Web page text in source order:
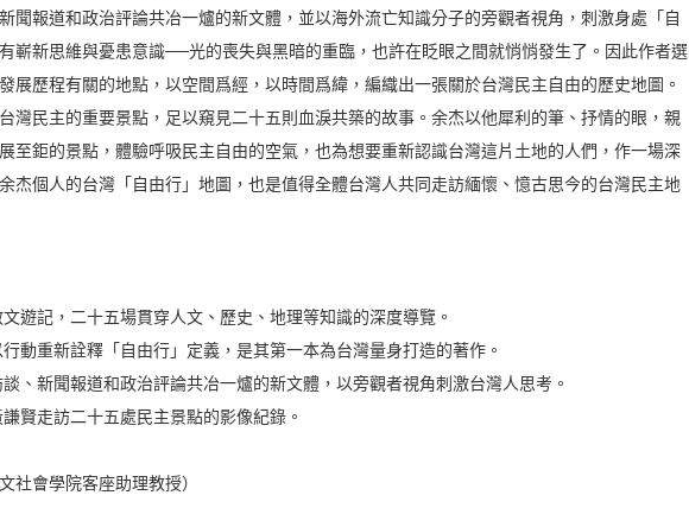
聞報道和政治評論共冶一爐的新文體，並以海外流亡知識分子的旁觀者視角，刺激身處「自
嶄新思維與憂患意識──光的喪失與黑暗的重臨，也許在眨眼之間就悄悄發生了。因此作者選
展歷程有關的地點，以空間爲經，以時間爲緯，編織出一張關於台灣民主自由的歷史地圖。
灣民主的重要景點，足以窺見二十五則血淚共築的故事。余杰以他犀利的筆、抒情的眼，親
至鉅的景點，體驗呼吸民主自由的空氣，也為想要重新認識台灣這片土地的人們，作一場深
杰個人的台灣「自由行」地圖，也是值得全體台灣人共同走訪緬懷、憶古思今的台灣民主地
遊記，二十五場貫穿人文、歷史、地理等知識的深度導覽。
動重新詮釋「自由行」定義，是其第一本為台灣量身打造的著作。
、新聞報道和政治評論共冶一爐的新文體，以旁觀者視角刺激台灣人思考。
賢走訪二十五處民主景點的影像紀錄。
社會學院客座助理教授）